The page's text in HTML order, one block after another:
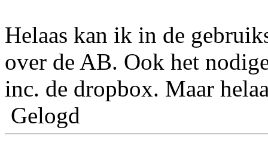
Helaas kan ik in de
over de AB. Ook het
inc. de dropbox. Maar
Gelogd